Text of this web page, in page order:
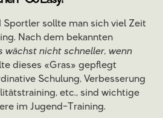
Sportler sollte man sich viel Zeit
Nach dem bekannten
wächst nicht schneller, wenn
dieses «Gras» gepflegt
Schulung, Verbesserung
etc., sind wichtige
im Jugend-Training.